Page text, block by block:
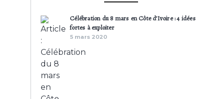
Célébration du 8 mars en Côte d’Ivoire : 4 idées
fortes à exploiter
5 mars 2020